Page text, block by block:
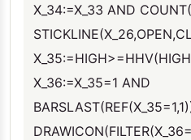
X_34:=X_33 AND
X_36:=X_35=1 AND